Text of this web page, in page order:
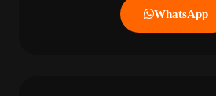
WhatsApp